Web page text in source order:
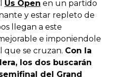
Us Open en un partido
y estar repleto de
llegan a este
e imponiendole
que se cruzan. Con la
los dos buscarán
del Grand